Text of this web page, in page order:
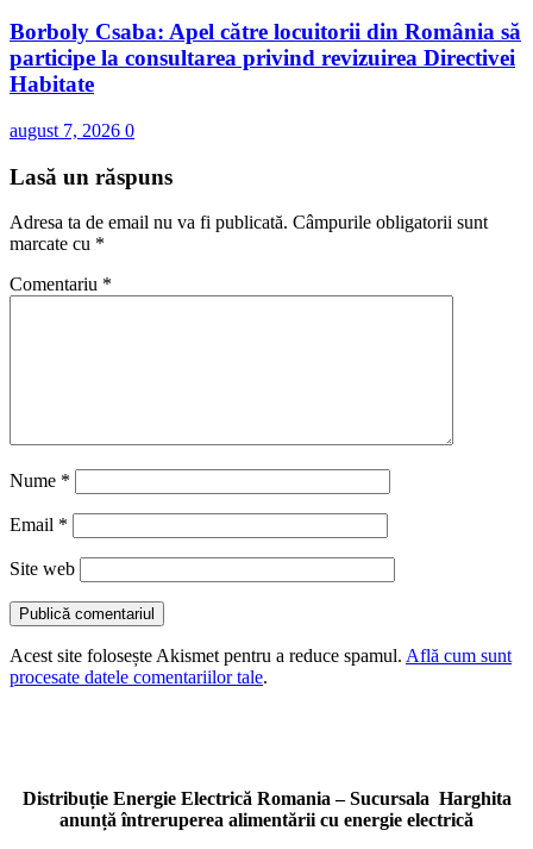
Borboly Csaba: Apel către locuitorii din România să
participe la consultarea privind revizuirea Directivei
Habitate
august 7, 2026 0
Lasă un răspuns
Adresa ta de email nu va fi publicată. Câmpurile obligatorii sunt
marcate cu *
Comentariu *
Nume *
Email *
Site web
Acest site folosește Akismet pentru a reduce spamul. Află cum sunt
procesate datele comentariilor tale.
Distribuție Energie Electrică Romania – Sucursala Harghita
anunță întreruperea alimentării cu energie electrică